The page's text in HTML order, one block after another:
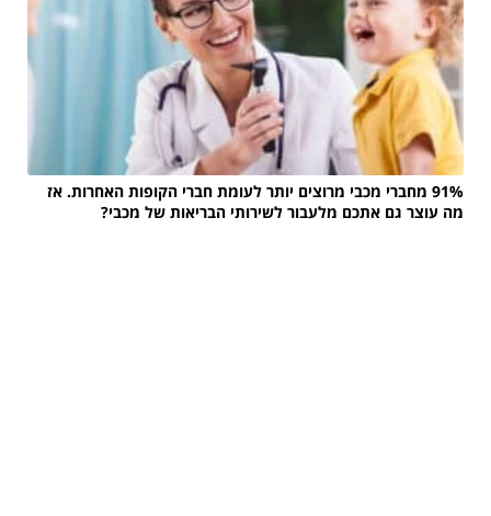
91% מחברי מכבי מרוצים יותר לעומת חברי הקופות האחרות. אז
מה עוצר גם אתכם מלעבור לשירותי הבריאות של מכבי?